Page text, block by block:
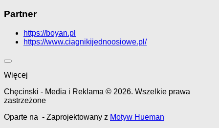
Partner
https://boyan.pl
https://www.ciagnikijednoosiowe.pl/
Więcej
Chęcinski - Media i Reklama © 2026. Wszelkie prawa
zastrzeżone
Oparte na - Zaprojektowany z Motyw Hueman